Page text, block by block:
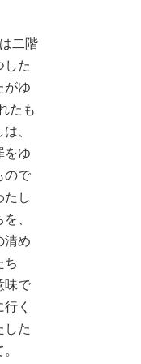
二階
した
がゆ
たも
、
をゆ
ので
たし
、
清め
ち
味で
く
した